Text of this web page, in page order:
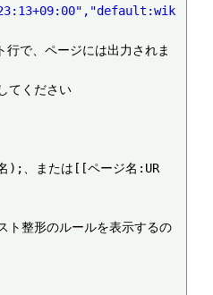
で、ページには出力されま
てください
);、または[[ページ名:UR
ト整形のルールを表示するの